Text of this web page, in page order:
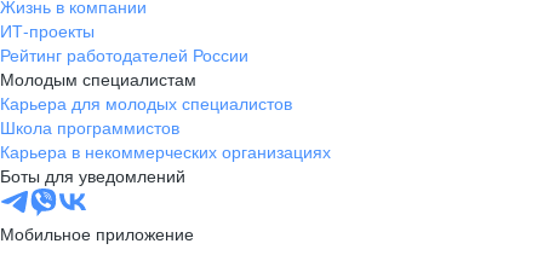
Жизнь в компании
ИТ-проекты
Рейтинг работодателей России
Молодым специалистам
Карьера для молодых специалистов
Школа программистов
Карьера в некоммерческих организациях
Боты для уведомлений
Мобильное приложение